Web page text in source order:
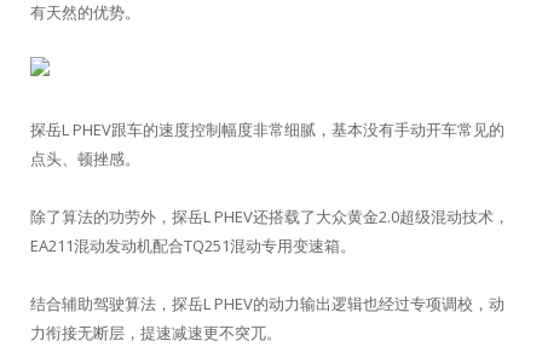
有天然的优势。
探岳L PHEV跟车的速度控制幅度非常细腻，基本没有手动开车常见的
点头、顿挫感。
除了算法的功劳外，探岳L PHEV还搭载了大众黄金2.0超级混动技术，
EA211混动发动机配合TQ251混动专用变速箱。
结合辅助驾驶算法，探岳L PHEV的动力输出逻辑也经过专项调校，动
力衔接无断层，提速减速更不突兀。